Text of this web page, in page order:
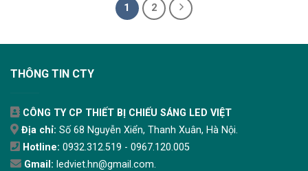
1 2
THÔNG TIN CTY
CÔNG TY CP THIẾT BỊ CHIẾU SÁNG LED VIỆT
Địa chỉ: Số 68 Nguyễn Xiển, Thanh Xuân, Hà Nội.
Hotline: 0932.312.519 - 0967.120.005
Gmail: ledviet.hn@gmail.com.